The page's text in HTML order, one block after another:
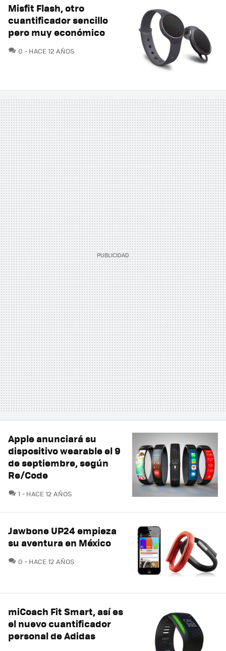
Misfit Flash, otro
cuantificador sencillo
pero muy económico
0 COMENTARIOS
HACE 12 AÑOS
Apple anunciará su
dispositivo wearable el 9
de septiembre, según
Re/Code
1 COMENTARIOS
HACE 12 AÑOS
Jawbone UP24 empieza
su aventura en México
0 COMENTARIOS
HACE 12 AÑOS
miCoach Fit Smart, así es
el nuevo cuantificador
personal de Adidas